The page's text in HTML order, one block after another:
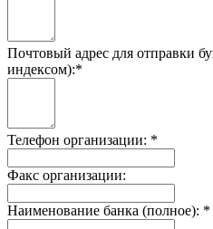
Почтовый адрес для отправки
индексом):*
Телефон организации: *
Факс организации:
Наименование банка (полное): *